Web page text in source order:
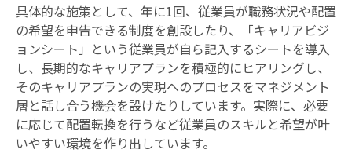
具体的な施策として、年に1回、従業員が職務状況や配置
の希望を申告できる制度を創設したり、「キャリアビジ
ョンシート」という従業員が自ら記入するシートを導入
し、長期的なキャリアプランを積極的にヒアリングし、
そのキャリアプランの実現へのプロセスをマネジメント
層と話し合う機会を設けたりしています。実際に、必要
に応じて配置転換を行うなど従業員のスキルと希望が叶
いやすい環境を作り出しています。